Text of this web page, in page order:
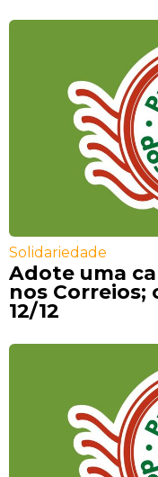
Solidariedade
Adote uma
nos Correios;
12/12